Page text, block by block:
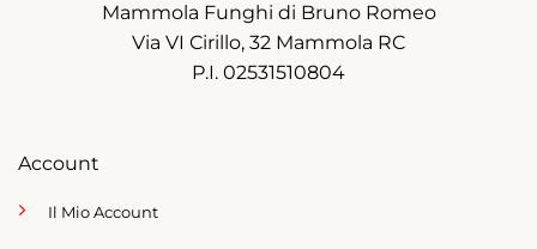
Mammola Funghi di Bruno Romeo
Via VI Cirillo, 32 Mammola RC
P.I. 02531510804
Account
Il Mio Account